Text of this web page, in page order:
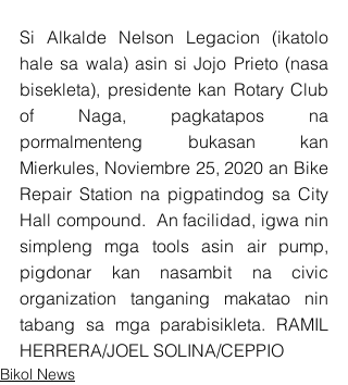
Si Alkalde Nelson Legacion (ikatolo
hale sa wala) asin si Jojo Prieto (nasa
bisekleta), presidente kan Rotary Club
of Naga, pagkatapos na
pormalmenteng bukasan kan
Mierkules, Noviembre 25, 2020 an Bike
Repair Station na pigpatindog sa City
Hall compound.  An facilidad, igwa nin
simpleng mga tools asin air pump,
pigdonar kan nasambit na civic
organization tanganing makatao nin
tabang sa mga parabisikleta. RAMIL
HERRERA/JOEL SOLINA/CEPPIO
Bikol News